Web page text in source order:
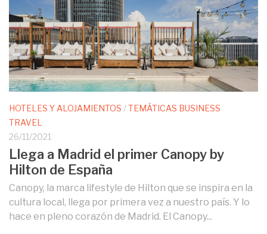
HOTELES Y ALOJAMIENTOS /TEMÁTICAS BUSINESS
TRAVEL
26/11/2021
Llega a Madrid el primer Canopy by
Hilton de España
Canopy, la marca lifestyle de Hilton que se inspira en la
cultura local, llega por primera vez a nuestro país. Y lo
hace en pleno corazón de Madrid. El Canopy...